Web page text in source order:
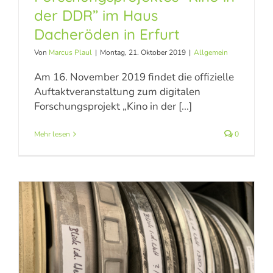
Forschungsprojektes
“Kino in der DDR” im
Haus Dacheröden in
Erfurt
Allgemein
der DDR” im Haus
Dacheröden in Erfurt
Von Marcus Plaul | Montag, 21. Oktober 2019 | Allgemein
Am 16. November 2019 findet die offizielle
Auftaktveranstaltung zum digitalen
Forschungsprojekt „Kino in der [...]
Mehr lesen 0